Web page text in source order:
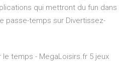
qui mettront du fun dans
passe-temps sur Divertissez-
temps - MegaLoisirs.fr 5 jeux